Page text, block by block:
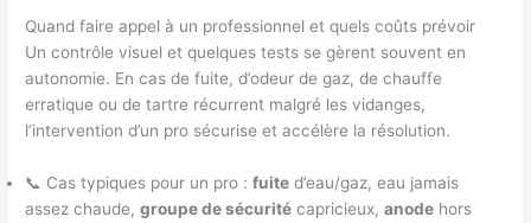
Quand faire appel à un professionnel et quels coûts prévoir
Un contrôle visuel et quelques tests se gèrent souvent en
autonomie. En cas de fuite, d’odeur de gaz, de chauffe
erratique ou de tartre récurrent malgré les vidanges,
l’intervention d’un pro sécurise et accélère la résolution.
📞 Cas typiques pour un pro :fuite d’eau/gaz, eau jamais
assez chaude,groupe de sécurité capricieux,anode hors